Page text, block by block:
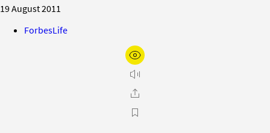
19 August 2011
ForbesLife